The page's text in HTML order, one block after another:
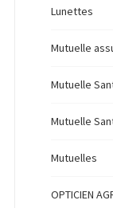
Lunettes
Mutuelle
Mutuelle
Mutuelle
Mutuelles
OPTICIEN